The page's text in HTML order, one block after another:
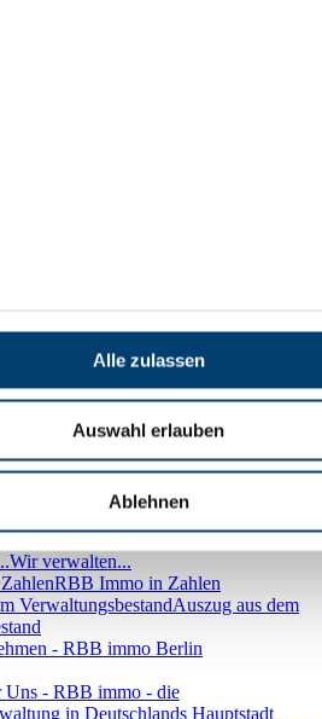
Alle zulassen
Auswahl erlauben
Ablehnen
im ÜberblickFAQ - häufige Fragen
Wir verwalten...
RBB Immo in Zahlen
VerwaltungsbestandAuszug aus dem
- RBB immo Berlin
Uns - RBB immo - die
in Deutschlands Hauptstadt